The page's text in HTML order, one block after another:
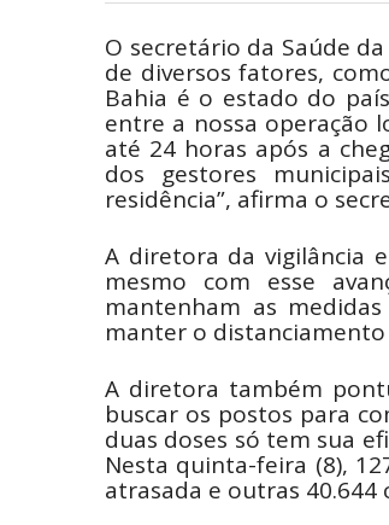
O secretário da Saúde
de diversos fatores,
Bahia é o estado do
entre a nossa operação
até 24 horas após a
dos gestores
residência”, afirma o
A diretora da vigilância
mesmo com esse
mantenham as
manter o distanciamento
A diretora também
buscar os postos para
duas doses só tem sua
Nesta quinta-feira (8),
atrasada e outras